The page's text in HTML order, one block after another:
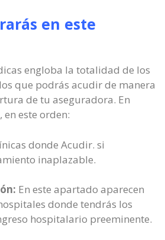
en este
engloba la totalidad de los
que podrás acudir de manera
de tu aseguradora. En
este orden:
donde Acudir. si
inaplazable.
En este apartado aparecen
donde tendrás los
hospitalario preeminente.